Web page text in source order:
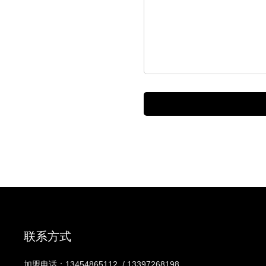
联系方式
加盟电话： 13454865112 / 13397268198